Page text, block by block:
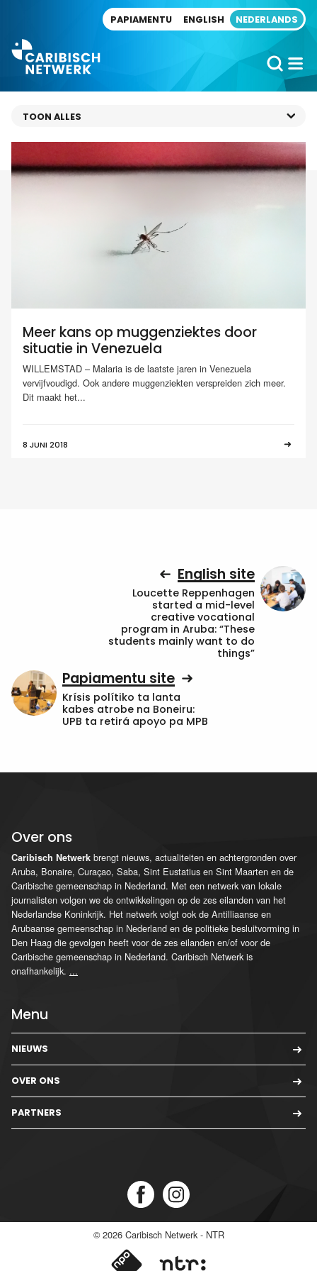
PAPIAMENTU ENGLISH NEDERLANDS
Meer kans op muggenziektes door
situatie in Venezuela
WILLEMSTAD – Malaria is de laatste jaren in Venezuela
vervijfvoudigd. Ook andere muggenziekten verspreiden zich meer.
Dit maakt het...
8 JUNI 2018
English site
Loucette Reppenhagen
started a mid-level
creative vocational
program in Aruba: “These
students mainly want to do
things”
Papiamentu site
Krísis polítiko ta lanta
kabes atrobe na Boneiru:
UPB ta retirá apoyo pa MPB
Over ons
Caribisch Netwerk brengt nieuws, actualiteiten en achtergronden over
Aruba, Bonaire, Curaçao, Saba, Sint Eustatius en Sint Maarten en de
Caribische gemeenschap in Nederland. Met een netwerk van lokale
journalisten volgen we de ontwikkelingen op de zes eilanden van het
Nederlandse Koninkrijk. Het netwerk volgt ook de Antilliaanse en
Arubaanse gemeenschap in Nederland en de politieke besluitvorming in
Den Haag die gevolgen heeft voor de zes eilanden en/of voor de
Caribische gemeenschap in Nederland. Caribisch Netwerk is
onafhankelijk. ...
Menu
NIEUWS
OVER ONS
PARTNERS
© 2026 Caribisch Netwerk - NTR